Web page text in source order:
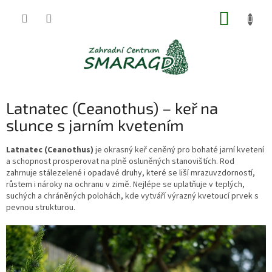
Latnatec (Ceanothus) – keř na
slunce s jarním kvetením
Latnatec (Ceanothus) je okrasný keř ceněný pro bohaté jarní kvetení
a schopnost prosperovat na plně osluněných stanovištích. Rod
zahrnuje stálezelené i opadavé druhy, které se liší mrazuvzdorností,
růstem i nároky na ochranu v zimě. Nejlépe se uplatňuje v teplých,
suchých a chráněných polohách, kde vytváří výrazný kvetoucí prvek s
pevnou strukturou.
V
ý
p